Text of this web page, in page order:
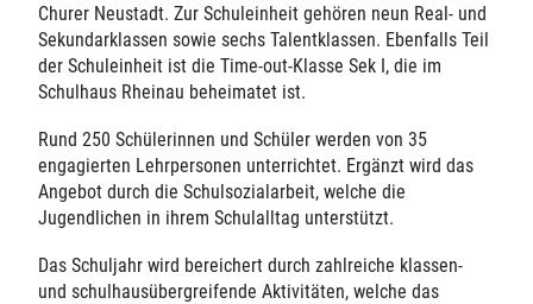
Churer Neustadt. Zur Schuleinheit gehören neun Real- und
Sekundarklassen sowie sechs Talentklassen. Ebenfalls Teil
der Schuleinheit ist die Time-out-Klasse Sek I, die im
Schulhaus Rheinau beheimatet ist.
Rund 250 Schülerinnen und Schüler werden von 35
engagierten Lehrpersonen unterrichtet. Ergänzt wird das
Angebot durch die Schulsozialarbeit, welche die
Jugendlichen in ihrem Schulalltag unterstützt.
Das Schuljahr wird bereichert durch zahlreiche klassen-
und schulhausübergreifende Aktivitäten, welche das